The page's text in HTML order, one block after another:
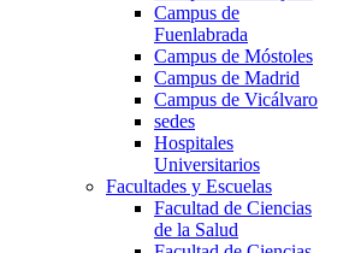
Campus de
Fuenlabrada
Campus de Móstoles
Campus de Madrid
Campus de Vicálvaro
sedes
Hospitales
Universitarios
Facultades y Escuelas
Facultad de Ciencias
de la Salud